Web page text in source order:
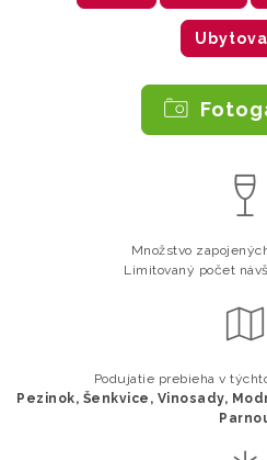
Množstvo
Limitovaný počet
Podujatie prebieha v
Pezinok, Šenkvice, Vinosady,